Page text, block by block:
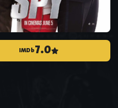
7.0
IMDb